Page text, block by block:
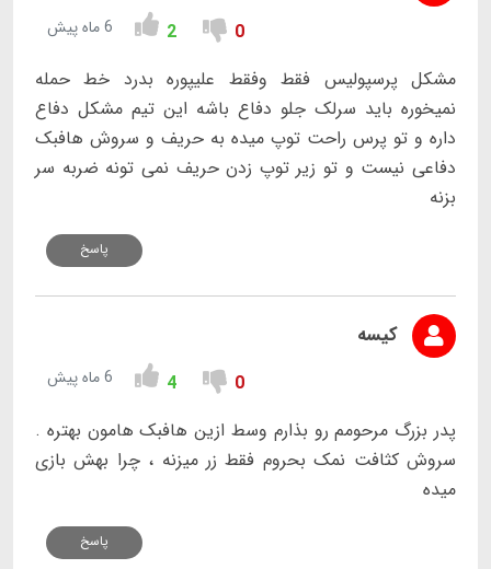
0
2 6 ماه پیش
مشکل پرسپولیس فقط وفقط علیپوره بدرد خط حمله
نمیخوره باید سرلک جلو دفاع باشه این تیم مشکل دفاع
داره و تو پرس راحت توپ میده به حریف و سروش هافبک
دفاعی نیست و تو زیر توپ زدن حریف نمی تونه ضربه سر
بزنه
پاسخ
کیسه
0
4 6 ماه پیش
پدر بزرگ مرحومم رو بذارم وسط ازین هافبک هامون بهتره .
سروش کثافت نمک بحروم فقط زر میزنه ، چرا بهش بازی
میده
پاسخ